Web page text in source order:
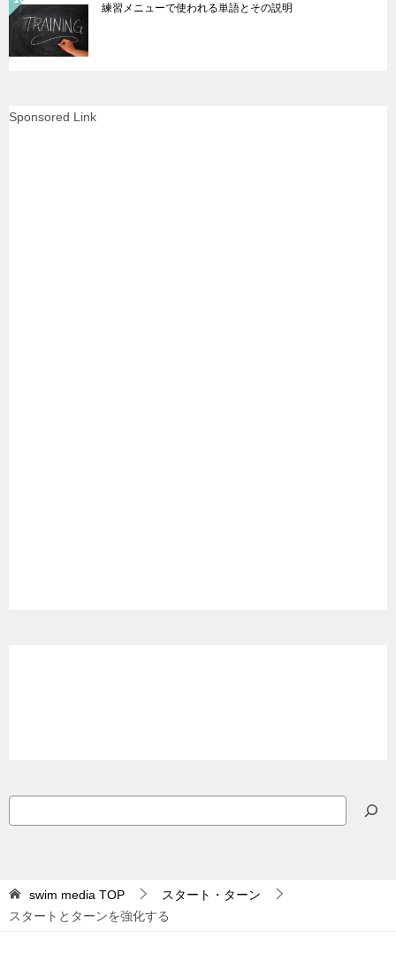
練習メニューで使われる単語とその説明
Sponsored Link
索
swim media TOP
スタート・ターン
スタートとターンを強化する